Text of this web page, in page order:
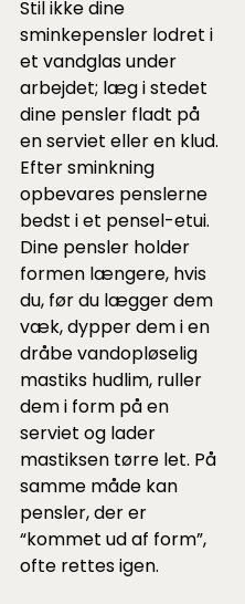
Stil ikke dine
sminkepensler lodret i
et vandglas under
arbejdet; læg i stedet
dine ­pensler fladt på
en serviet eller en klud.
Efter sminkning
opbevares penslerne
bedst i et pensel-etui.
Dine pensler holder
formen længere, hvis
du, før du lægger dem
væk, dypper dem i en
dråbe vandopløselig
mastiks hudlim, ruller
dem i form på en
serviet og lader
mastiksen tørre let. På
samme måde kan
pensler, der er
“kommet ud af form”,
ofte rettes igen.